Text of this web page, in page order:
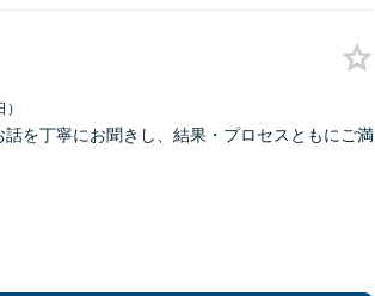
を丁寧にお聞きし、結果・プロセスともにご満